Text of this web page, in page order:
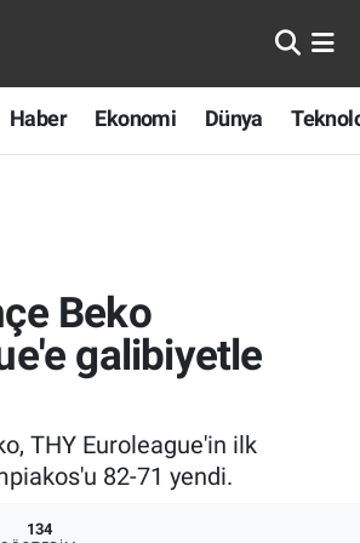
Haber Ekonomi Dünya
Beko
galibiyetle
THY Euroleague'in ilk
82-71 yendi.
134
Evreni
Durumu ve Fikstür